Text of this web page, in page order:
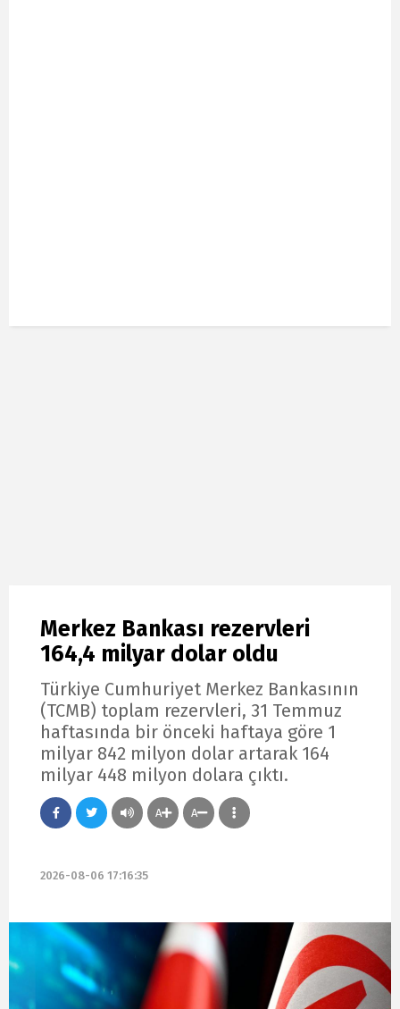
Merkez Bankası rezervleri
164,4 milyar dolar oldu
Türkiye Cumhuriyet Merkez Bankasının
(TCMB) toplam rezervleri, 31 Temmuz
haftasında bir önceki haftaya göre 1
milyar 842 milyon dolar artarak 164
milyar 448 milyon dolara çıktı.
A A
2026-08-06 17:16:35